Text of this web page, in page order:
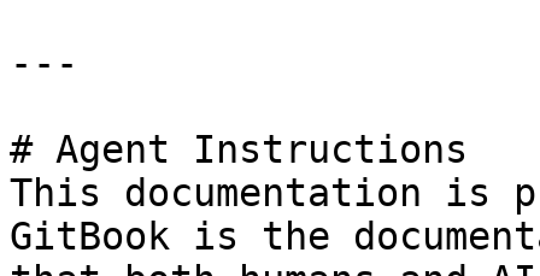
---
# Agent Instructions
This documentation is
GitBook is the